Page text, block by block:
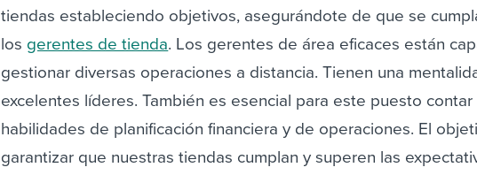
tiendas estableciendo objetivos, asegurándote de que se
los gerentes de tienda. Los gerentes de área eficaces están
gestionar diversas operaciones a distancia. Tienen una
excelentes líderes. También es esencial para este puesto
habilidades de planificación financiera y de operaciones. El
garantizar que nuestras tiendas cumplan y superen las